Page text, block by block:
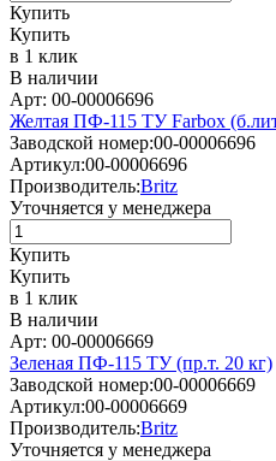
Купить
Купить
в 1 клик
В наличии
Арт: 00-00006696
Желтая ПФ-115 ТУ Farbox
Заводской номер:00-00006696
Артикул:00-00006696
Производитель:Britz
Уточняется у менеджера
Купить
Купить
в 1 клик
В наличии
Арт: 00-00006669
Зеленая ПФ-115 ТУ (пр.т. 20 кг)
Заводской номер:00-00006669
Артикул:00-00006669
Производитель:Britz
Уточняется у менеджера